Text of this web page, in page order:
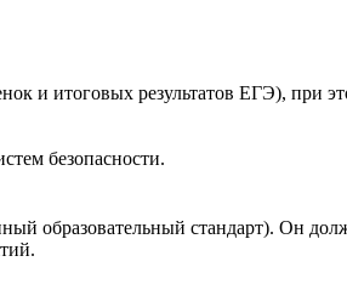
и итоговых результатов ЕГЭ), при
безопасности.
образовательный стандарт). Он